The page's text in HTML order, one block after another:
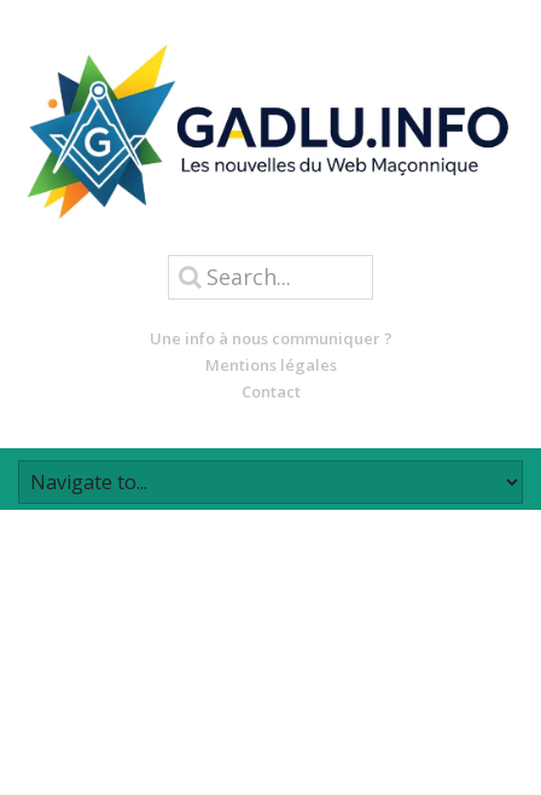
Une info à nous communiquer ?
Mentions légales
Contact